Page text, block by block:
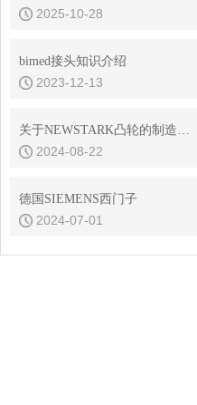
2025-10-28
bimed接头知识介绍
2023-12-13
关于NEWSTARK凸轮的制造工艺分析
2024-08-22
德国SIEMENS西门子
2024-07-01